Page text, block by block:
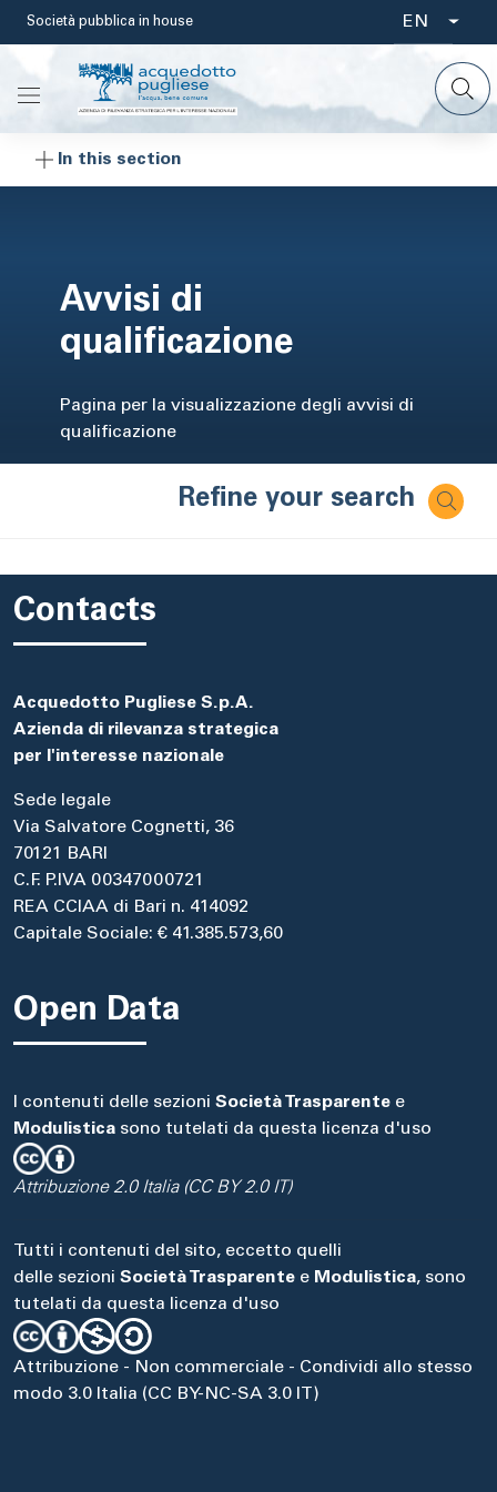
Skip
content
Società pubblica in house
Select
your
language
EN
In this section
Avvisi di
qualificazione
Pagina per la visualizzazione degli avvisi di
qualificazione
Refine your search
Contacts
Acquedotto Pugliese S.p.A.
Azienda di rilevanza strategica
per l'interesse nazionale
Sede legale
Via Salvatore Cognetti, 36
70121 BARI
C.F. P.IVA 00347000721
REA CCIAA di Bari n. 414092
Capitale Sociale: € 41.385.573,60
Open Data
I contenuti delle sezioni Società Trasparente e
Modulistica sono tutelati da questa licenza d'uso
Attribuzione 2.0 Italia (CC BY 2.0 IT)
Tutti i contenuti del sito, eccetto quelli
delle sezioni Società Trasparente e Modulistica, sono
tutelati da questa licenza d'uso
Attribuzione - Non commerciale - Condividi allo stesso
modo 3.0 Italia (CC BY-NC-SA 3.0 IT)